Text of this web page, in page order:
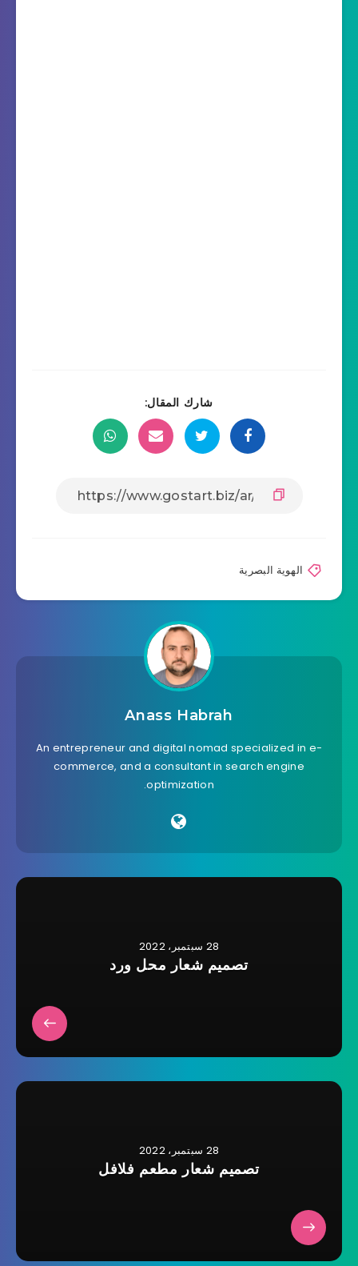
شارك المقال:
الهوية البصرية
Anass Habrah
An entrepreneur and digital nomad specialized in e-
commerce, and a consultant in search engine
optimization.
28 سبتمبر، 2022
تصميم شعار محل ورد
28 سبتمبر، 2022
تصميم شعار مطعم فلافل